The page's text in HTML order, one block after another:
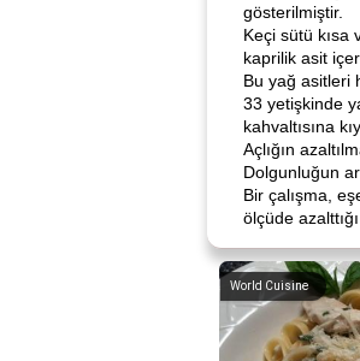
gösterilmiştir.
Keçi sütü
kaprilik asit
Bu yağ asitleri
33 yetişkinde
kahvaltısına
Açlığın
Dolgunluğun
Bir çalışma,
ölçüde
World Cuisine